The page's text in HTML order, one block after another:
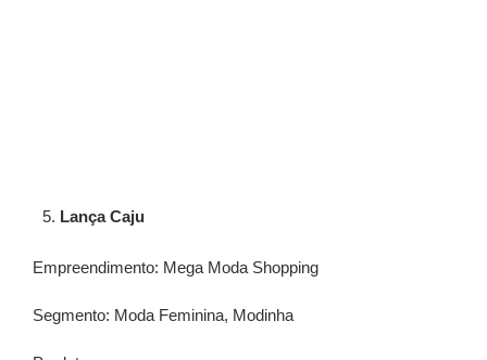
⁠Lança Caju
Empreendimento: Mega Moda Shopping
Segmento: Moda Feminina, Modinha